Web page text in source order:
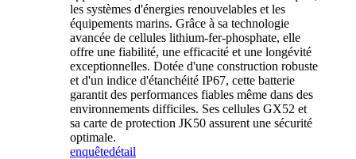
les systèmes d'énergies renouvelables et les
équipements marins. Grâce à sa technologie
avancée de cellules lithium-fer-phosphate, elle
offre une fiabilité, une efficacité et une longévité
exceptionnelles. Dotée d'une construction robuste
et d'un indice d'étanchéité IP67, cette batterie
garantit des performances fiables même dans des
environnements difficiles. Ses cellules GX52 et
sa carte de protection JK50 assurent une sécurité
optimale.
enquêtedétail